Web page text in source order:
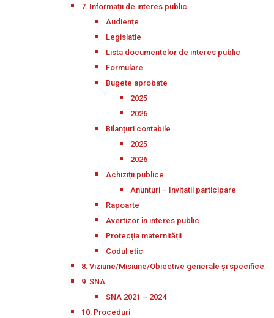
7. Informații de interes public
Audiențe
Legislatie
Lista documentelor de interes public
Formulare
Bugete aprobate
2025
2026
Bilanțuri contabile
2025
2026
Achiziții publice
Anunturi – Invitatii participare
Rapoarte
Avertizor în interes public
Protecția maternității
Codul etic
8. Viziune/Misiune/Obiective generale și specifice
9. SNA
SNA 2021 – 2024
10. Proceduri